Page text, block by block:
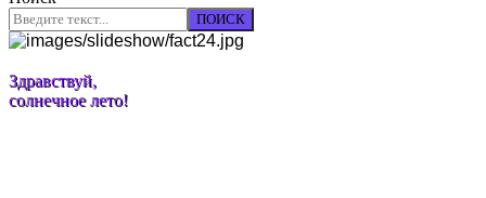
ПОИСК
Здравствуй,
солнечное лето!